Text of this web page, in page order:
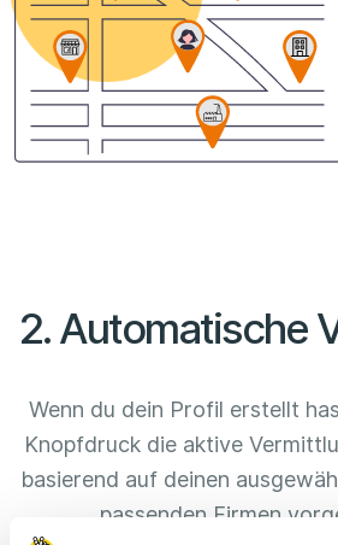
2. Automatische
Wenn du dein Profil erstellt
Knopfdruck die aktive
basierend auf deinen
passenden Firmen